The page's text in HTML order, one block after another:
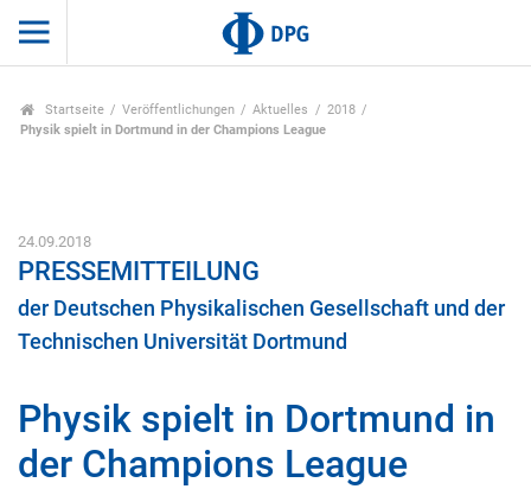
Startseite Veröffentlichungen Aktuelles
2018
Physik spielt in Dortmund in der Champions League
24.09.2018
PRESSEMITTEILUNG
der Deutschen Physikalischen Gesellschaft und der
Technischen Universität Dortmund
Physik spielt in Dortmund in
der Champions League